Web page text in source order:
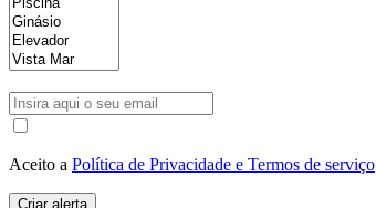
Aceito a Política de Privacidade e Termos de serviço